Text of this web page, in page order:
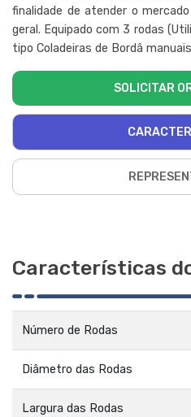
finalidade de atender o
geral. Equipado com 3 rodas
tipo Coladeiras de Bordâ
SOLICITAR
Características
Número de Rodas
Diâmetro das Rodas
Largura das Rodas